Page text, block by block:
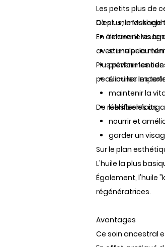
Les petits plus de
De plus, le
En éliminant les
avec une peau
Plus performant
peau ou les
De réels bienfaits
C’est un
relaxer le
stimuler la
prévenir les
éliminer les
maintenir la
lubrifier les
nourrir et
garder un
Sur le plan
L'huile la plus
Également, l'huile
régénératrices.
Avantages
Ce soin ancestral